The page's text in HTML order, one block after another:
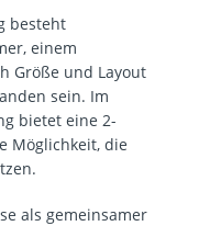
besteht
einem
Größe und Layout
sein. Im
bietet eine 2-
Möglichkeit, die
als gemeinsamer